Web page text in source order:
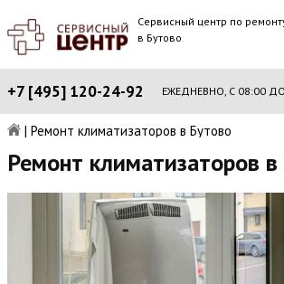
Сервисный центр по
в Бутово
+7 [495] 120-24-92 ЕЖЕДНЕВНО, С 08:00
| Ремонт климатизаторов в Бутово
Ремонт климатизаторов